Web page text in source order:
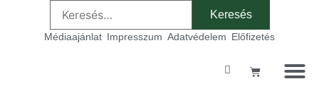
Médiaajánlat Impresszum Adatvédelem Előfizetés